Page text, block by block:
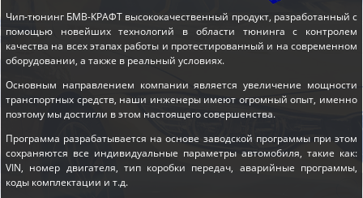
Чип-тюнинг БМВ-КРАФТ высококачественный продукт, разработанный с
помощью новейших технологий в области тюнинга с контролем
качества на всех этапах работы и протестированный и на современном
оборудовании, а также в реальный условиях.
Основным направлением компании является увеличение мощности
транспортных средств, наши инженеры имеют огромный опыт, именно
поэтому мы достигли в этом настоящего совершенства.
Программа разрабатывается на основе заводской программы при этом
сохраняются все индивидуальные параметры автомобиля, такие как:
VIN, номер двигателя, тип коробки передач, аварийные программы,
коды комплектации и т.д.